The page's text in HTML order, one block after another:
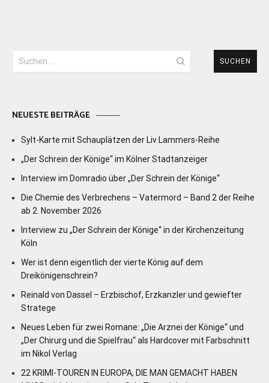
Suchen
nach:
NEUESTE BEITRÄGE
Sylt-Karte mit Schauplätzen der Liv Lammers-Reihe
„Der Schrein der Könige“ im Kölner Stadtanzeiger
Interview im Domradio über „Der Schrein der Könige“
Die Chemie des Verbrechens – Vatermord – Band 2 der Reihe
ab 2. November 2026
Interview zu „Der Schrein der Könige“ in der Kirchenzeitung
Köln
Wer ist denn eigentlich der vierte König auf dem
Dreikönigenschrein?
Reinald von Dassel – Erzbischof, Erzkanzler und gewiefter
Stratege
Neues Leben für zwei Romane: „Die Arznei der Könige“ und
„Der Chirurg und die Spielfrau“ als Hardcover mit Farbschnitt
im Nikol Verlag
22 KRIMI-TOUREN IN EUROPA, DIE MAN GEMACHT HABEN